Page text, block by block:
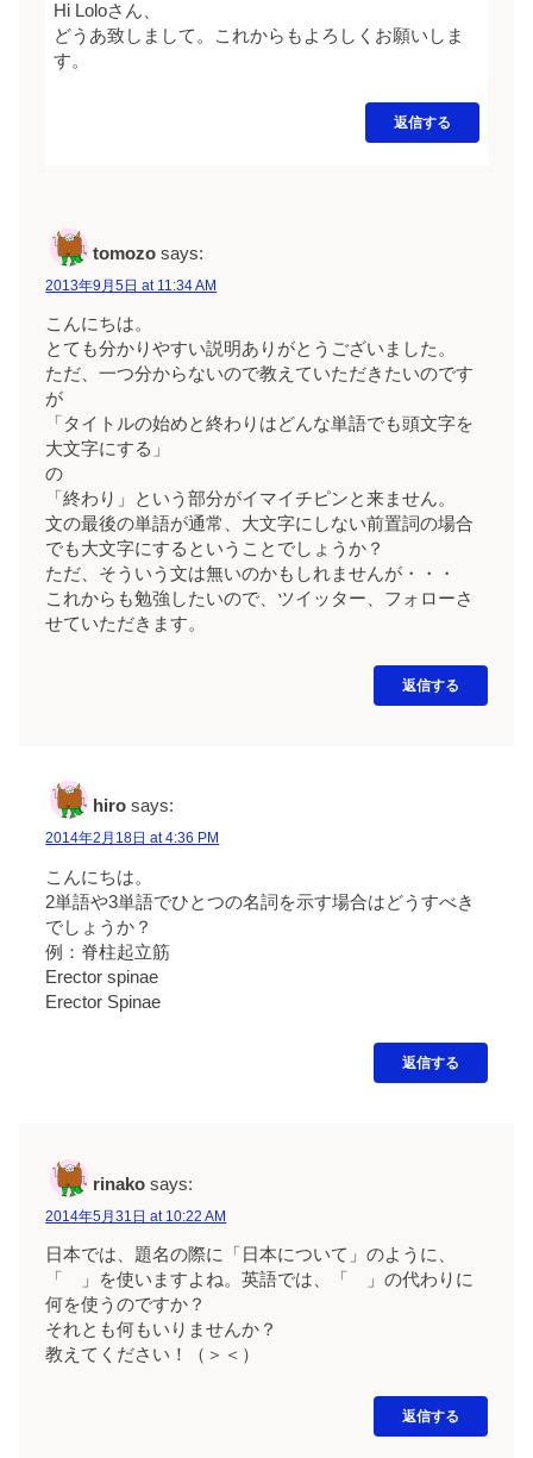
Hi Loloさん、
どうあ致しまして。これからもよろしくお願いしま
す。
返信する
tomozo says:
2013年9月5日 at 11:34 AM
こんにちは。
とても分かりやすい説明ありがとうございました。
ただ、一つ分からないので教えていただきたいのです
が
「タイトルの始めと終わりはどんな単語でも頭文字を
大文字にする」
の
「終わり」という部分がイマイチピンと来ません。
文の最後の単語が通常、大文字にしない前置詞の場合
でも大文字にするということでしょうか？
ただ、そういう文は無いのかもしれませんが・・・
これからも勉強したいので、ツイッター、フォローさ
せていただきます。
返信する
hiro says:
2014年2月18日 at 4:36 PM
こんにちは。
2単語や3単語でひとつの名詞を示す場合はどうすべき
でしょうか？
例：脊柱起立筋
Erector spinae
Erector Spinae
返信する
rinako says:
2014年5月31日 at 10:22 AM
日本では、題名の際に「日本について」のように、
「 」を使いますよね。英語では、「 」の代わりに
何を使うのですか？
それとも何もいりませんか？
教えてください！（＞＜）
返信する